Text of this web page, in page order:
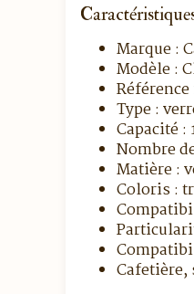
Marque :
Modèle :
Type :
Capacité :
Nombre
Matière :
Coloris :
Cafetière,